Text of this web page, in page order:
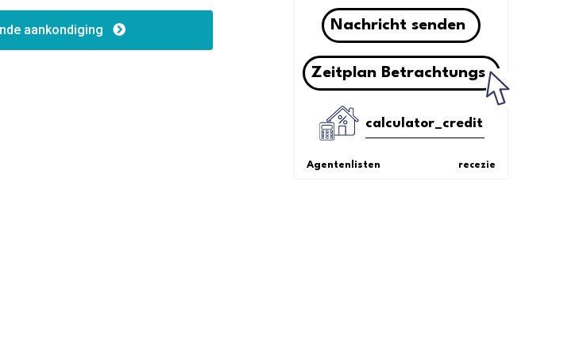
aankondiging Nachricht senden
Zeitplan Betrachtungs
calculator_credit
Agentenlisten recezie